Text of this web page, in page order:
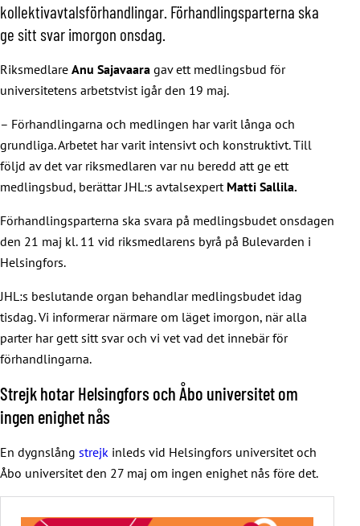
kollektivavtalsförhandlingar. Förhandlingsparterna ska
ge sitt svar imorgon onsdag.
Riksmedlare Anu Sajavaara gav ett medlingsbud för
universitetens arbetstvist igår den 19 maj.
– Förhandlingarna och medlingen har varit långa och
grundliga. Arbetet har varit intensivt och konstruktivt. Till
följd av det var riksmedlaren var nu beredd att ge ett
medlingsbud, berättar JHL:s avtalsexpert Matti Sallila.
Förhandlingsparterna ska svara på medlingsbudet onsdagen
den 21 maj kl. 11 vid riksmedlarens byrå på Bulevarden i
Helsingfors.
JHL:s beslutande organ behandlar medlingsbudet idag
tisdag. Vi informerar närmare om läget imorgon, när alla
parter har gett sitt svar och vi vet vad det innebär för
förhandlingarna.
Strejk hotar Helsingfors och Åbo universitet om
ingen enighet nås
En dygnslång strejk inleds vid Helsingfors universitet och
Åbo universitet den 27 maj om ingen enighet nås före det.